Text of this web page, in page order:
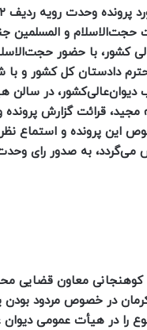
مورخ ۱۱/۱۱/۱۴۰۱ به ‌ریاست حجت‌الاسلام‌ و
‌‌کشور، با حضور
دادستان ‌کل‌ کشور و با
در سالن
مجید، قرائت گزارش
پرونده و استماع نظر
به ‌صدور رای
معاون قضایی
در خصوص مردود
را در هیأت عمومی